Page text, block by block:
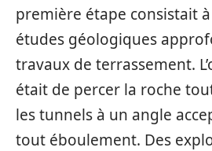
première étape consistait
études géologiques
travaux de terrassement.
était de percer la roche
les tunnels à un angle
tout éboulement. Des